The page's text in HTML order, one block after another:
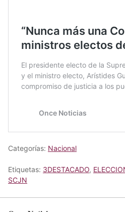
Categorías: Nacional
Etiquetas: 3DESTACADO,
SCJN